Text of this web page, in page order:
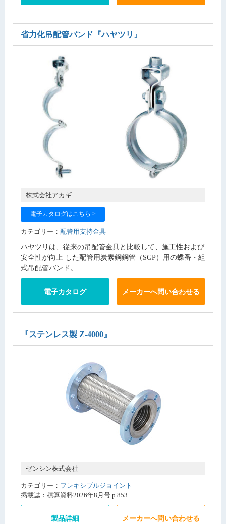
省力化吊配管バンド 『ハヤツリ』
株式会社アカギ
電子カタログはこちら >
カテゴリー： 配管用支持金具
ハヤツリは、従来の吊配管金具と比較して、施工性および
安全性が向上 した配管用炭素鋼鋼管（SGP）用の蝶番・組
式吊配管バンド。
電子カタログ メーカーへ問い合わせる
『ステンレス製 Z-4000』
ゼンシン株式会社
カテゴリー： フレキシブルジョイント
掲載誌：積算資料2026年8月号 p.853
製品詳細 メーカーへ問い合わせる